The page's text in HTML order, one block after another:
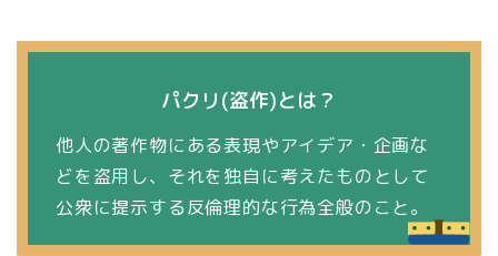
パクリ (盗作)とは？
他人の著作物にある表現やアイデア・企画な
どを盗用し、それを独自に考えたものとして
公衆に提示する反倫理的な行為全般のこと。